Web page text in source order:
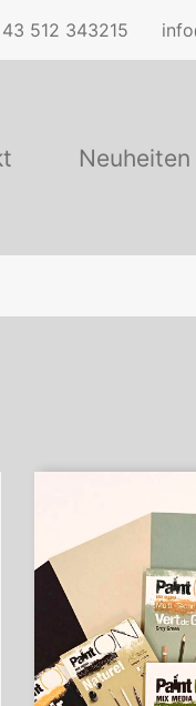
512 343215
Neuheiten